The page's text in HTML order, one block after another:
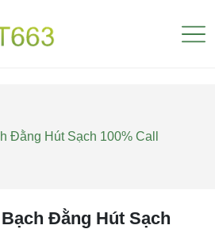
Đằng Hút Sạch 100% Call
Đằng Hút Sạch